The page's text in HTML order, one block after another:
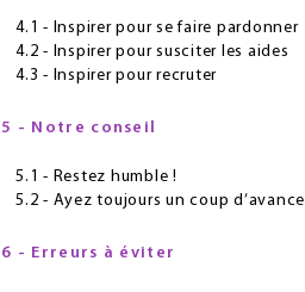
4.1 - Inspirer pour se faire pardonner
4.2 - Inspirer pour susciter les aides
4.3 - Inspirer pour recruter
5 - Notre conseil
5.1 - Restez humble !
5.2 - Ayez toujours un coup d’avance
6 - Erreurs à éviter